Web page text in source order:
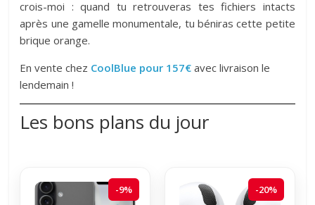
crois-moi : quand tu retrouveras tes fichiers intacts
après une gamelle monumentale, tu béniras cette petite
brique orange.
En vente chez CoolBlue pour 157€ avec livraison le
lendemain !
Les bons plans du jour
-9% -20%